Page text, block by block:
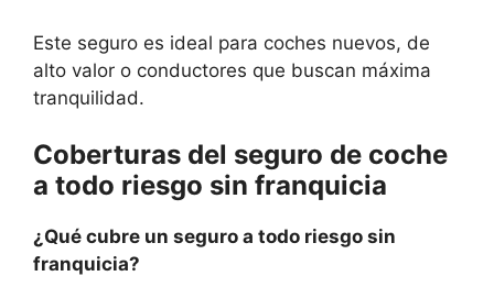
Este seguro es ideal para coches nuevos, de
alto valor o conductores que buscan máxima
tranquilidad.
Coberturas del seguro de coche
a todo riesgo sin franquicia
¿Qué cubre un seguro a todo riesgo sin
franquicia?